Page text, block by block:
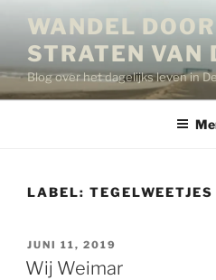
inhoud
WANDEL
STRATEN VAN
Blog over het dagelijks leven in
LABEL: TEGELWEETJES
GEPLAATST
OP
JUNI 11, 2019
Wij Weimar